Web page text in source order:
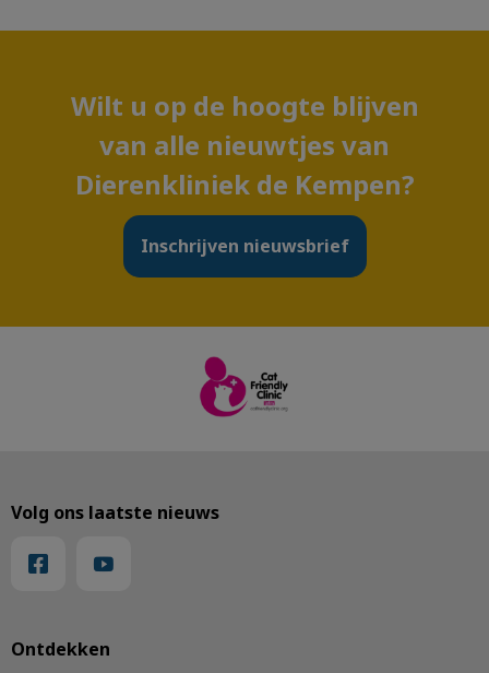
Wilt u op de hoogte blijven
van alle nieuwtjes van
Dierenkliniek de Kempen?
Inschrijven nieuwsbrief
Ontdekken
Volg ons laatste nieuws